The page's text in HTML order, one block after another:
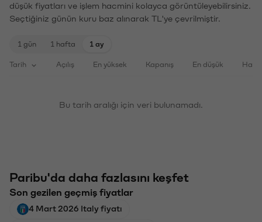
düşük fiyatları ve işlem hacmini kolayca görüntüleyebilirsiniz.
Seçtiğiniz günün kuru baz alınarak TL'ye çevrilmiştir.
1 gün 1 hafta 1 ay
Tarih Açılış En yüksek Kapanış En düşük
Bu tarih aralığı için veri bulunamadı.
Paribu'da daha fazlasını keşfet
Son gezilen geçmiş fiyatlar
4 Mart 2026 Italy fiyatı